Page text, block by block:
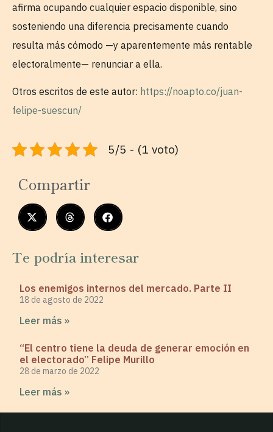
afirma ocupando cualquier espacio disponible, sino
sosteniendo una diferencia precisamente cuando
resulta más cómodo —y aparentemente más rentable
electoralmente— renunciar a ella.
Otros escritos de este autor: https://noapto.co/juan-
felipe-suescun/
5/5 - (1 voto)
Compartir
Te podría interesar
Los enemigos internos del mercado. Parte II
18 de agosto de 2022
Leer más »
“El centro tiene la deuda de generar emoción en
el electorado” Felipe Murillo
28 de marzo de 2022
Leer más »